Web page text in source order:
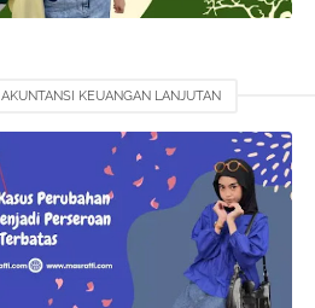
AKUNTANSI KEUANGAN LANJUTAN